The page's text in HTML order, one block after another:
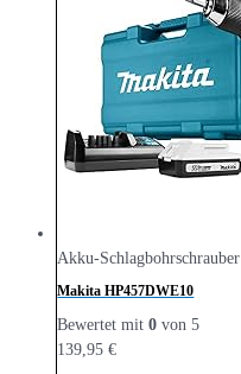
Akku-Schlagbohrschrauber
Makita HP457DWE10
Bewertet mit0 von 5
139,95€